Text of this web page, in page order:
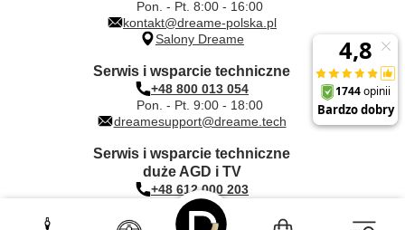
Pon. - Pt. 8:00 - 16:00
kontakt@dreame-polska.pl
Salony Dreame
Serwis i wsparcie techniczne
+48 800 013 054
Pon. - Pt. 9:00 - 18:00
dreamesupport@dreame.tech
Serwis i wsparcie techniczne
duże AGD i TV
+48 612 000 203
Pon. - Pt. 9:00 - 17:00
dreame@quadra-net.com